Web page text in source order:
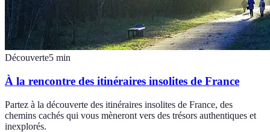
Découverte5 min
À la rencontre des itinéraires insolites de France
Partez à la découverte des itinéraires insolites de France, des
chemins cachés qui vous mèneront vers des trésors authentiques et
inexplorés.